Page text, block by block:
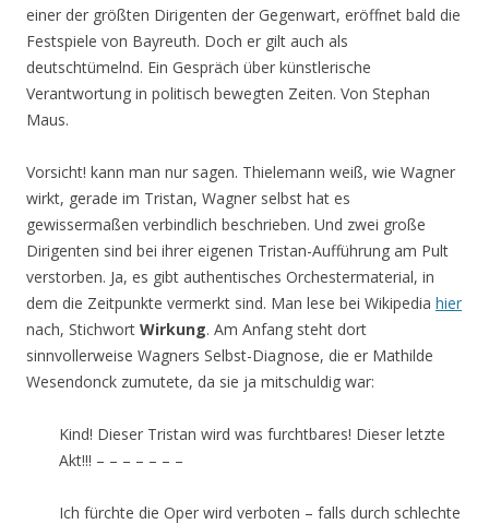
einer der größten Dirigenten der Gegenwart, eröffnet bald die
Festspiele von Bayreuth. Doch er gilt auch als
deutschtümelnd. Ein Gespräch über künstlerische
Verantwortung in politisch bewegten Zeiten. Von Stephan
Maus.
Vorsicht! kann man nur sagen. Thielemann weiß, wie Wagner
wirkt, gerade im Tristan, Wagner selbst hat es
gewissermaßen verbindlich beschrieben. Und zwei große
Dirigenten sind bei ihrer eigenen Tristan-Aufführung am Pult
verstorben. Ja, es gibt authentisches Orchestermaterial, in
dem die Zeitpunkte vermerkt sind. Man lese bei Wikipedia hier
nach, Stichwort Wirkung. Am Anfang steht dort
sinnvollerweise Wagners Selbst-Diagnose, die er Mathilde
Wesendonck zumutete, da sie ja mitschuldig war:
Kind! Dieser Tristan wird was furchtbares! Dieser letzte
Akt!!! – – – – – – –
Ich fürchte die Oper wird verboten – falls durch schlechte